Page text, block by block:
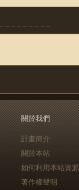
關於我們
計畫簡介
關於本站
如何利用本站資源
著作權聲明